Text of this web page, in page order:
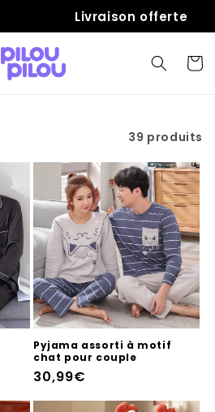
Livraison offerte
Panier
39 produits
Pyjama assorti à motif
chat pour couple
Prix
habituel
30,99€